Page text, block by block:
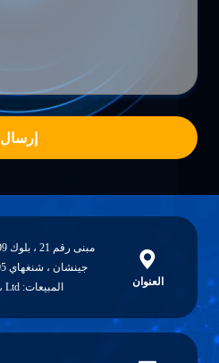
إرسال
العنوان
المبيعات: Shanghai Phidix Trading Co.، Ltd.)